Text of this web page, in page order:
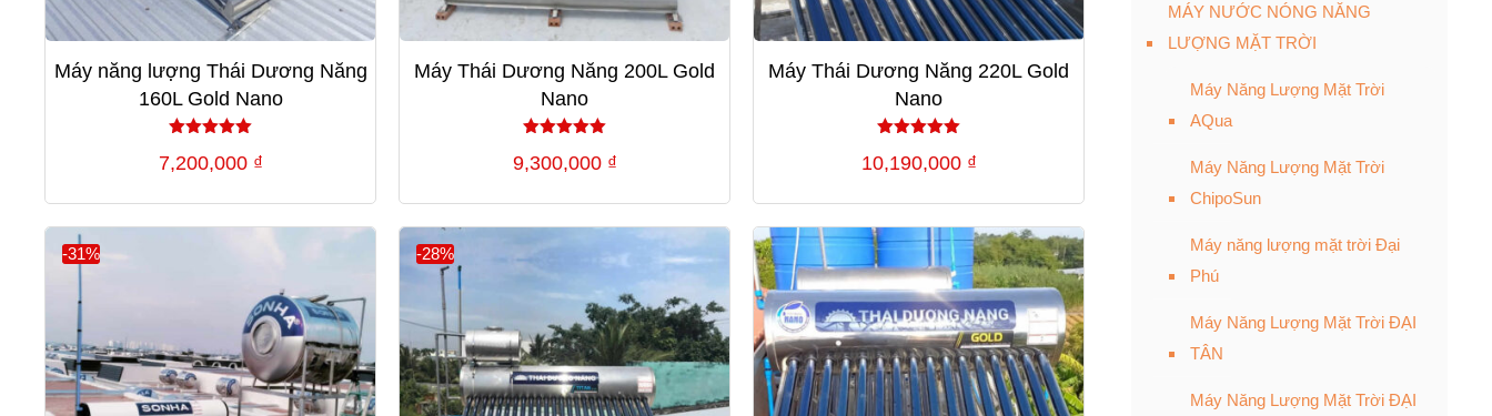
Máy năng lượng Thái Dương Năng
160L Gold Nano
hạng
7,200,000 ₫
Máy Thái Dương Năng 200L Gold
Nano
hạng
9,300,000 ₫
Máy Thái Dương Năng 220L Gold
Nano
hạng
10,190,000 ₫
-31% -28%
MÁY NƯỚC NÓNG NĂNG
LƯỢNG MẶT TRỜI
Máy Năng Lượng Mặt Trời
AQua
Máy Năng Lượng Mặt Trời
ChipoSun
Máy năng lượng mặt trời Đại
Phú
Máy Năng Lượng Mặt Trời ĐẠI
TÂN
Máy Năng Lượng Mặt Trời ĐẠI